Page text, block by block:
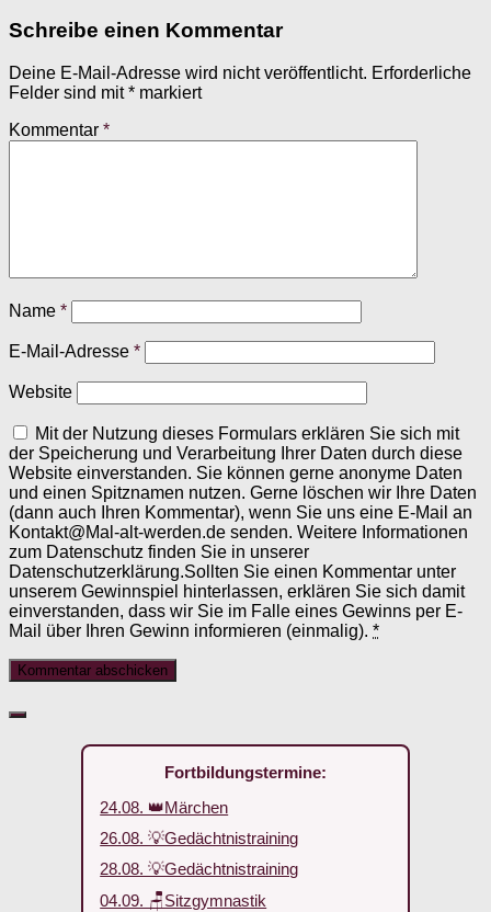
Schreibe einen Kommentar
Deine E-Mail-Adresse wird nicht veröffentlicht. Erforderliche
Felder sind mit* markiert
Kommentar *
Name *
E-Mail-Adresse *
Website
Mit der Nutzung dieses Formulars erklären Sie sich mit
der Speicherung und Verarbeitung Ihrer Daten durch diese
Website einverstanden. Sie können gerne anonyme Daten
und einen Spitznamen nutzen. Gerne löschen wir Ihre Daten
(dann auch Ihren Kommentar), wenn Sie uns eine E-Mail an
Kontakt@Mal-alt-werden.de senden. Weitere Informationen
zum Datenschutz finden Sie in unserer
Datenschutzerklärung.Sollten Sie einen Kommentar unter
unserem Gewinnspiel hinterlassen, erklären Sie sich damit
einverstanden, dass wir Sie im Falle eines Gewinns per E-
Mail über Ihren Gewinn informieren (einmalig). *
Fortbildungstermine:
24.08. 👑Märchen
26.08. 💡Gedächtnistraining
28.08. 💡Gedächtnistraining
04.09. 🪑Sitzgymnastik